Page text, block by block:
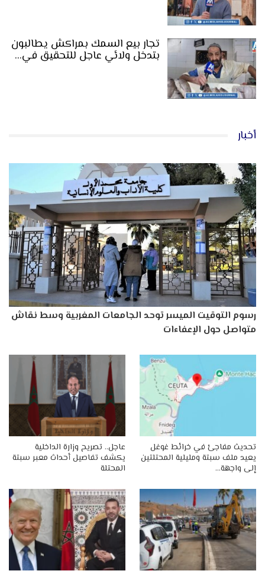
تجار بيع السمك بمراكش يطالبون
بتدخل ولائي عاجل للتحقيق في…
أخبار
رسوم التوقيت الميسر توحد الجامعات المغربية وسط نقاش
متواصل حول الإعفاءات
تحديث مفاجئ في خرائط غوغل
يعيد ملف سبتة ومليلية المحتلتين
إلى واجهة…
عاجل.. تصريح وزارة الداخلية
يكشف تفاصيل أحداث معبر سبتة
المحتلة